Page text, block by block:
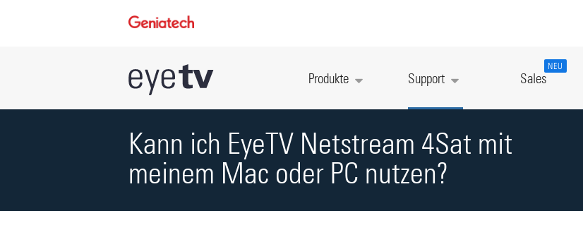
Produkte Support Sales
NEU
Kann ich EyeTV Netstream 4Sat mit
meinem Mac oder PC nutzen?